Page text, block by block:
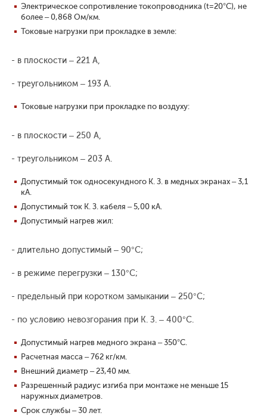
Электрическое сопротивление токопроводника (t=20°С), не
более – 0,868 Ом/км.
Токовые нагрузки при прокладке в земле:
- в плоскости – 221 А,
- треугольником – 193 А.
Токовые нагрузки при прокладке по воздуху:
- в плоскости – 250 А,
- треугольником – 203 А.
Допустимый ток односекундного К. З. в медных экранах – 3,1
кА.
Допустимый ток К. З. кабеля – 5,00 кА.
Допустимый нагрев жил:
- длительно допустимый – 90°С;
- в режиме перегрузки – 130°С;
- предельный при коротком замыкании – 250°С;
- по условию невозгорания при К. З. – 400°С.
Допустимый нагрев медного экрана – 350°С.
Расчетная масса – 762 кг/км.
Внешний диаметр – 23,40 мм.
Разрешенный радиус изгиба при монтаже не меньше 15
наружных диаметров.
Срок службы – 30 лет.